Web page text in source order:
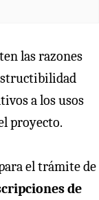
las razones
a los usos
proyecto.
el trámite de
de